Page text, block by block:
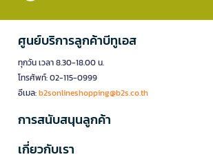
ศูนย์บริการลูกค้าบีทูเอส
ทุกวัน เวลา 8.30-18.00 น.
โทรศัพท์: 02-115-0999
อีเมล:b2sonlineshopping@b2s.co.th
การสนับสนุนลูกค้า
เกี่ยวกับเรา